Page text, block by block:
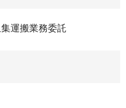
運搬業務委託